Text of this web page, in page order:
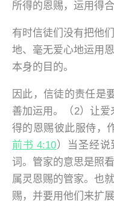
所得的恩赐，运用得
有时信徒们没有把他
地、毫无爱心地运用
本身的目的。
因此，信徒的责任是
善加运用。（2）让
得的恩赐彼此服侍，
前书 4:10）当圣经说
词。管家的意思是照
属灵恩赐的管家。也
赐，并要用他们来扩